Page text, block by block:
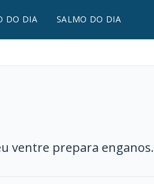
DO DIA SALMO DO DIA
ventre prepara enganos.